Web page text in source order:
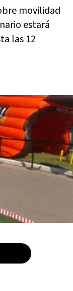
movilidad
estará
las 12